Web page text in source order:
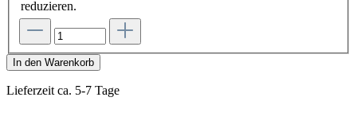
reduzieren.
In den Warenkorb
Lieferzeit ca. 5-7 Tage